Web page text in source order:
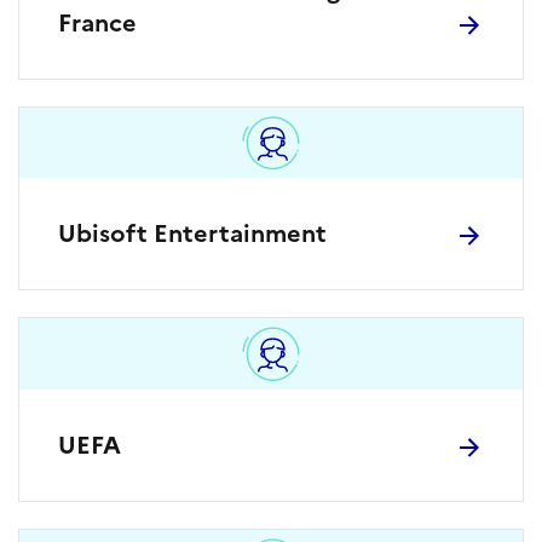
France
Ubisoft Entertainment
UEFA